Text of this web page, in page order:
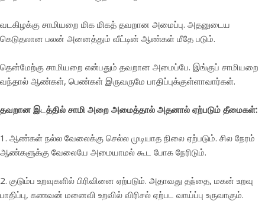
வடகிழக்கு சாமியறை மிக மிகத் தவறான அமைப்பு. அதனுடைய
கெடுதலான பலன் அனைத்தும் வீட்டின் ஆண்கள் மீதே படும்.
தென்மேற்கு சாமியறை என்பதும் தவறான அமைப்பே. இங்குப் சாமியறை
வந்தால் ஆண்கள், பெண்கள் இருவருமே பாதிப்புக்குள்ளாவார்கள்.
தவறான இடத்தில் சாமி அறை அமைத்தால் அதனால் ஏற்படும் தீமைகள்:
1. ஆண்கள் நல்ல வேலைக்கு செல்ல முடியாத நிலை ஏற்படும். சில நேரம்
ஆண்களுக்கு வேலையே அமையாமல் கூட போக நேரிடும்.
2. குடும்ப உறவுகளில் பிரிவினை ஏற்படும். அதாவது தந்தை, மகன் உறவு
பாதிப்பு, கணவன் மனைவி உறவில் விரிசல் ஏற்பட வாய்ப்பு உருவாகும்.